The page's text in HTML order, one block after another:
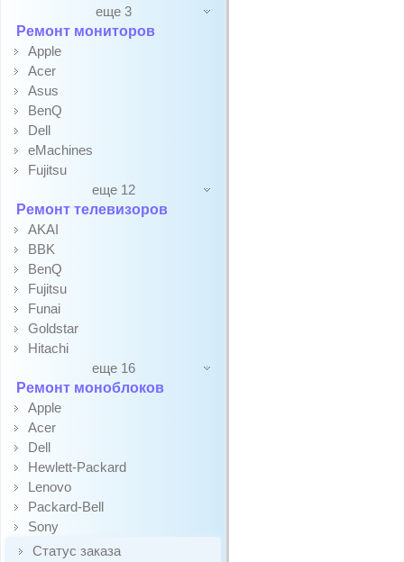
еще 3
Ремонт мониторов
Apple
Acer
Asus
BenQ
Dell
eMachines
Fujitsu
еще 12
Ремонт телевизоров
AKAI
BBK
BenQ
Fujitsu
Funai
Goldstar
Hitachi
еще 16
Ремонт моноблоков
Apple
Acer
Dell
Hewlett-Packard
Lenovo
Packard-Bell
Sony
Статус заказа